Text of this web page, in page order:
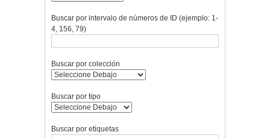
Buscar por intervalo de números de ID (ejemplo: 1-
4, 156, 79)
Buscar por colección
Buscar por tipo
Buscar por etiquetas